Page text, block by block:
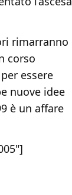
rimarranno
corso
essere
nuove idee
è un affare